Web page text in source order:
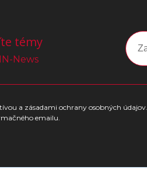
témy
News
a zásadami ochrany osobných
emailu.